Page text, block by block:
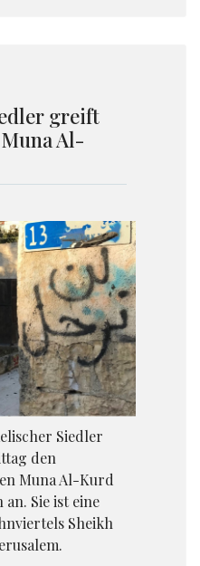
greift
Al-
Siedler
den
Muna Al-Kurd
an. Sie ist eine
Sheikh